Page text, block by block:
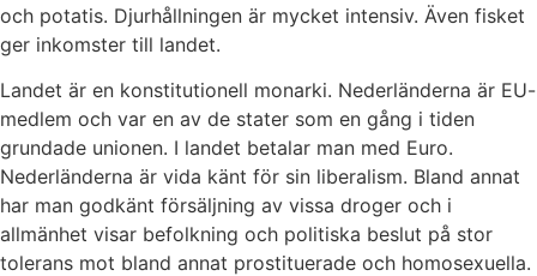
och potatis. Djurhållningen är mycket intensiv. Även fisket
ger inkomster till landet.
Landet är en konstitutionell monarki. Nederländerna är EU-
medlem och var en av de stater som en gång i tiden
grundade unionen. I landet betalar man med Euro.
Nederländerna är vida känt för sin liberalism. Bland annat
har man godkänt försäljning av vissa droger och i
allmänhet visar befolkning och politiska beslut på stor
tolerans mot bland annat prostituerade och homosexuella.